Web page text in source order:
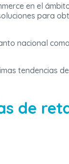
en el
para
nacional
tendencias
de